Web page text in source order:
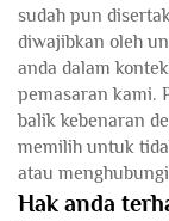
sudah pun
diwajibkan oleh
anda dalam
pemasaran kami.
balik kebenaran
memilih untuk
atau
Hak anda